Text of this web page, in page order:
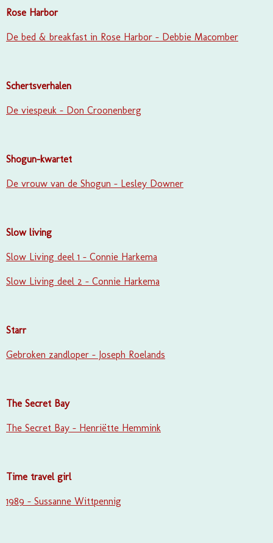
Rose Harbor
De bed & breakfast in Rose Harbor - Debbie Macomber
Schertsverhalen
De viespeuk - Don Croonenberg
Shogun-kwartet
De vrouw van de Shogun - Lesley Downer
Slow living
Slow Living deel 1 - Connie Harkema
Slow Living deel 2 - Connie Harkema
Starr
Gebroken zandloper - Joseph Roelands
The Secret Bay
The Secret Bay - Henriëtte Hemmink
Time travel girl
1989 - Sussanne Wittpennig